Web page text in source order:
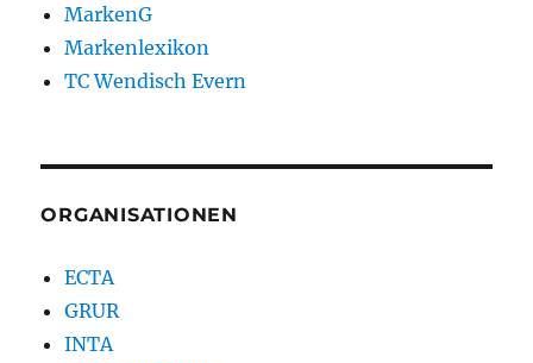
MarkenG
Markenlexikon
TC Wendisch Evern
ORGANISATIONEN
ECTA
GRUR
INTA